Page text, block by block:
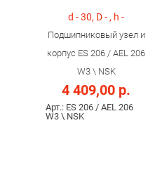
d - 30, D - , h -
Подшипниковый узел и
корпус ES 206 / AEL 206
W3 \ NSK
4 409,00 р.
Арт.: ES 206 / AEL 206
W3 \ NSK